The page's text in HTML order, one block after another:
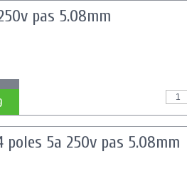
pas 5.08mm
5a 250v pas 5.08mm